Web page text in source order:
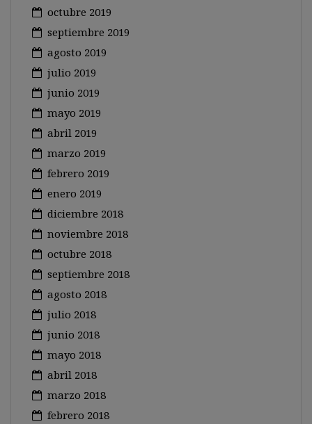
octubre 2019
septiembre 2019
agosto 2019
julio 2019
junio 2019
mayo 2019
abril 2019
marzo 2019
febrero 2019
enero 2019
diciembre 2018
noviembre 2018
octubre 2018
septiembre 2018
agosto 2018
julio 2018
junio 2018
mayo 2018
abril 2018
marzo 2018
febrero 2018